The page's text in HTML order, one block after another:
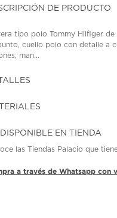
DE PRODUCTO
tipo polo Tommy Hilfiger
cuello polo con detalle a
man...
DISPONIBLE EN TIENDA
las Tiendas Palacio que
a través de Whatsapp con